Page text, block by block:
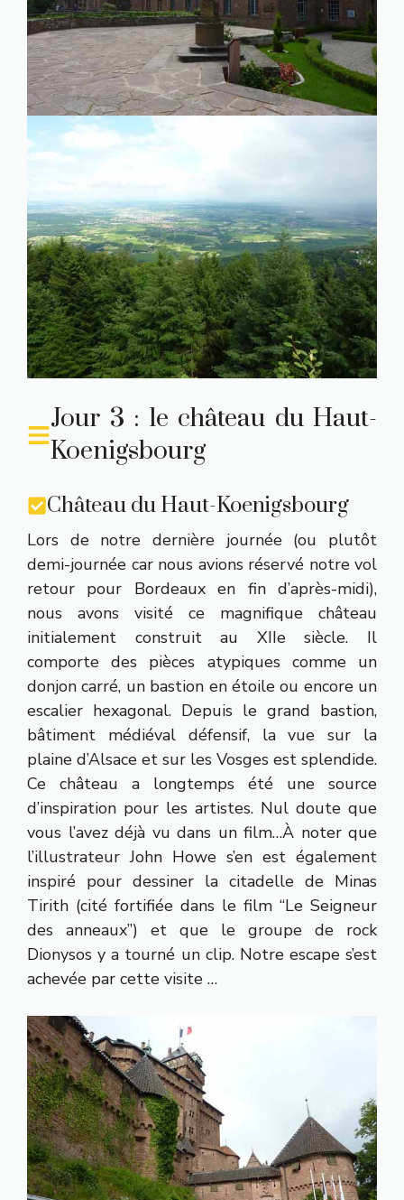
Jour 3 : le château du Haut-
Koenigsbourg
Château du Haut-Koenigsbourg
Lors de notre dernière journée (ou plutôt
demi-journée car nous avions réservé notre vol
retour pour Bordeaux en fin d’après-midi),
nous avons visité ce magnifique château
initialement construit au XIIe siècle. Il
comporte des pièces atypiques comme un
donjon carré, un bastion en étoile ou encore un
escalier hexagonal. Depuis le grand bastion,
bâtiment médiéval défensif, la vue sur la
plaine d’Alsace et sur les Vosges est splendide.
Ce château a longtemps été une source
d’inspiration pour les artistes. Nul doute que
vous l’avez déjà vu dans un film…À noter que
l’illustrateur John Howe s’en est également
inspiré pour dessiner la citadelle de Minas
Tirith (cité fortifiée dans le film “Le Seigneur
des anneaux”) et que le groupe de rock
Dionysos y a tourné un clip. Notre escape s’est
achevée par cette visite …